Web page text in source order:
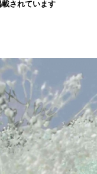
されています